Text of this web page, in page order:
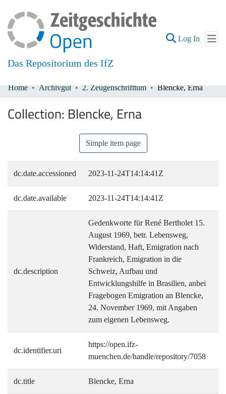
Das Repositorium des IfZ
Log In (current)
All of DSpace
Home Archivgut 2. Zeugenschrifttum Blencke, Erna
Collection: Blencke, Erna
Simple item page
dc.date.accessioned 2023-11-24T14:14:41Z
dc.date.available 2023-11-24T14:14:41Z
dc.description
Gedenkworte für René Bertholet 15.
August 1969, betr. Lebensweg,
Widerstand, Haft, Emigration nach
Frankreich, Emigration in die
Schweiz, Aufbau und
Entwicklungshilfe in Brasilien, anbei
Fragebogen Emigration an Blencke,
24. November 1969, mit Angaben
zum eigenen Lebensweg.
dc.identifier.uri
https://open.ifz-
muenchen.de/handle/repository/7058
dc.title Blencke, Erna